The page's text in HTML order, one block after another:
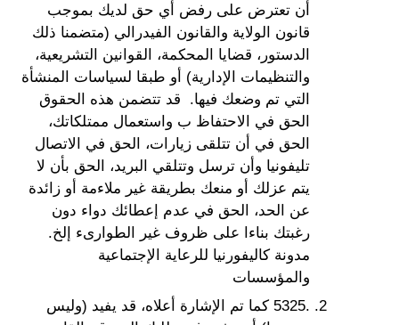
أن تعترض على رفض أي حق لديك بموجب
قانون الولاية والقانون الفيدرالي (متضمنا ذلك
الدستور، قضايا المحكمة، القوانين التشريعية،
والتنظيمات الإدارية) أو طبقا لسياسات المنشأة
التي تم وضعك فيها. قد تتضمن هذه الحقوق
الحق في الاحتفاظ ب واستعمال ممتلكاتك،
الحق في أن تتلقى زيارات، الحق في الاتصال
تليفونيا وأن ترسل وتتلقي البريد، الحق بأن لا
يتم عزلك أو منعك بطريقة غير ملاءمة أو زائدة
عن الحد، الحق في عدم إعطائك دواء دون
رغبتك بناءا على ظروف غير الطوارىء إلخ.
مدونة كاليفورنيا للرعاية الإجتماعية
والمؤسسات
.5325 كما تم الإشارة أعلاه، قد يفيد (وليس